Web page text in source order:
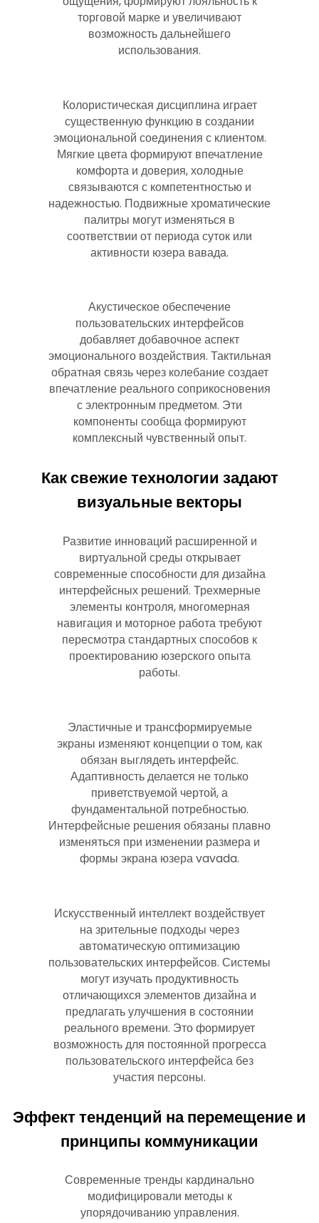
торговой марке и увеличивают
возможность дальнейшего
использования.
Колористическая дисциплина играет
существенную функцию в создании
эмоциональной соединения с клиентом.
Мягкие цвета формируют впечатление
комфорта и доверия, холодные
связываются с компетентностью и
надежностью. Подвижные хроматические
палитры могут изменяться в
соответствии от периода суток или
активности юзера вавада.
Акустическое обеспечение
пользовательских интерфейсов
добавляет добавочное аспект
эмоционального воздействия. Тактильная
обратная связь через колебание создает
впечатление реального соприкосновения
с электронным предметом. Эти
компоненты сообща формируют
комплексный чувственный опыт.
Как свежие технологии задают
визуальные векторы
Развитие инноваций расширенной и
виртуальной среды открывает
современные способности для дизайна
интерфейсных решений. Трехмерные
элементы контроля, многомерная
навигация и моторное работа требуют
пересмотра стандартных способов к
проектированию юзерского опыта
работы.
Эластичные и трансформируемые
экраны изменяют концепции о том, как
обязан выглядеть интерфейс.
Адаптивность делается не только
приветствуемой чертой, а
фундаментальной потребностью.
Интерфейсные решения обязаны плавно
изменяться при изменении размера и
формы экрана юзера vavada.
Искусственный интеллект воздействует
на зрительные подходы через
автоматическую оптимизацию
пользовательских интерфейсов. Системы
могут изучать продуктивность
отличающихся элементов дизайна и
предлагать улучшения в состоянии
реального времени. Это формирует
возможность для постоянной прогресса
пользовательского интерфейса без
участия персоны.
Эффект тенденций на перемещение и
принципы коммуникации
Современные тренды кардинально
модифицировали методы к
упорядочиванию управления.